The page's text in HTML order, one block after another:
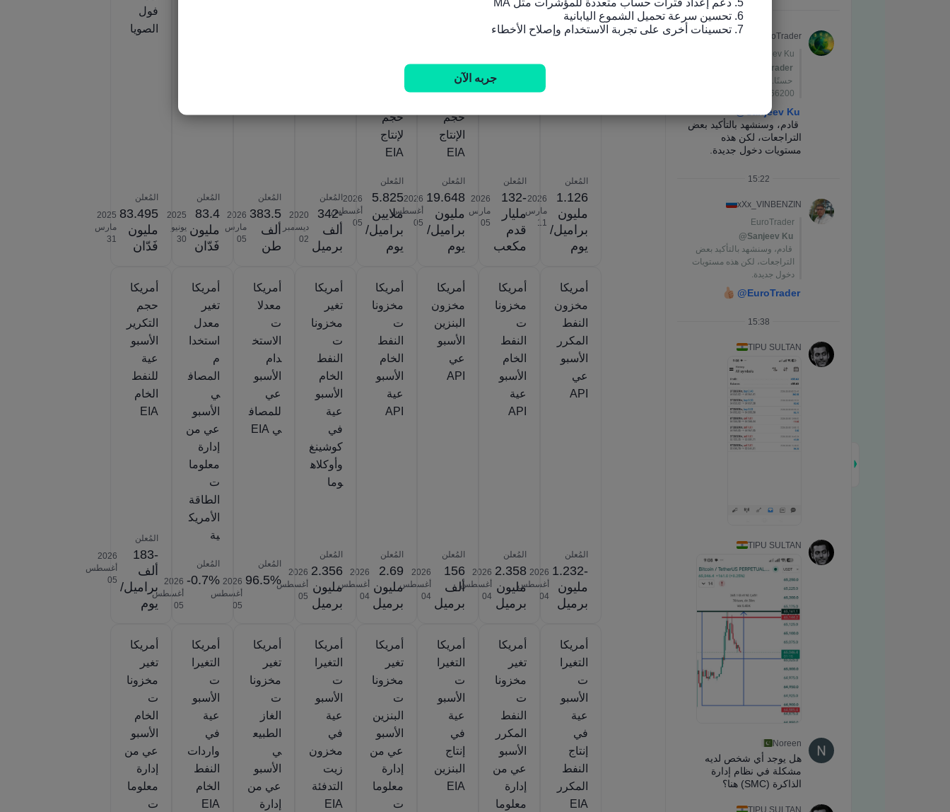
الإيثانو
ل
المُعلن
1.126
مليون
براميل/
يوم
2026‎
مارس
‎11
ة للغاز
الطبيع
المُعلن
-132
مليار
قدم
مكعب
2026‎
مارس
‎05
الخام
المتوقع
حجم
الإنتاج
EIA
المُعلن
19.648
مليون
براميل/
يوم
2026‎
أغسطس
‎05
حجم
لإنتاج
EIA
المُعلن
5.825
ملايين
براميل/
يوم
2026‎
أغسطس
‎05
المُعلن
-342
ألف
برميل
2020‎
ديسمبر
‎02
المُعلن
383.5
ألف
طن
2026‎
مارس
‎05
المُعلن
83.4
مليون
فَدّان
2025‎
يونيو
‎30
فول
الصويا
المُعلن
83.495
مليون
فَدّان
2025‎
مارس
‎31
أمريكا
مخزون
النفط
المكرر
الأسبو
عي
API
المُعلن
-1.232
مليون
برميل
2026‎
أغسطس
‎04
أمريكا
مخزونا
ت
النفط
الخام
الأسبو
عية
API
المُعلن
2.358
مليون
برميل
2026‎
أغسطس
‎04
أمريكا
مخزون
البنزين
الأسبو
عي
API
المُعلن
156
ألف
برميل
2026‎
أغسطس
‎04
أمريكا
مخزونا
ت
النفط
الخام
الأسبو
عية
API
المُعلن
2.69
مليون
برميل
2026‎
أغسطس
‎04
أمريكا
تغير
مخزونا
ت
النفط
الخام
الأسبو
عية
في
كوشينغ
وأوكلاه
وما
المُعلن
2.356
مليون
برميل
2026‎
أغسطس
‎05
أمريكا
معدلا
ت
الاستخ
دام
الأسبو
عي
للمصاف
ي EIA
المُعلن
96.5%
2026‎
أغسطس
‎05
أمريكا
تغير
معدل
استخدا
م
المصاف
ي
الأسبو
عي من
إدارة
معلوما
ت
الطاقة
الأمريك
ية
المُعلن
-0.7%
2026‎
أغسطس
‎05
أمريكا
حجم
التكرير
الأسبو
عية
للنفط
الخام
EIA
المُعلن
-183
ألف
براميل/
يوم
2026‎
أغسطس
‎05
أمريكا
التغيرا
ت
الأسبو
عية
في
إنتاج
النفط
المكرر
EIA
أمريكا
تغير
مخزونا
ت
النفط
المكرر
الأسبو
عي من
إدارة
معلوما
أمريكا
التغيرا
ت
الأسبو
عية
في
إنتاج
البنزين
EIA
أمريكا
تغير
مخزونا
ت
البنزين
الأسبو
عي من
إدارة
معلوما
ت
أمريكا
التغيرا
ت
الأسبو
عية
في
مخزون
زيت
التدفئة
EIA
أمريكا
تغير
مخزونا
ت
الغاز
الطبيع
ي
الأسبو
عي من
إدارة
أمريكا
التغيرا
ت
الأسبو
عية
في
واردات
النفط
الخام
EIA
أمريكا
تغير
مخزونا
ت
الخام
الأسبو
عي من
إدارة
معلوما
ت
7. تحسينات أخرى على تجربة الاستخدام وإصلاح الأخطاء
جربه الآن